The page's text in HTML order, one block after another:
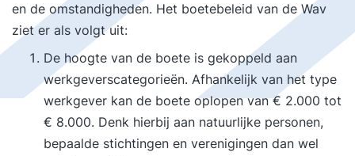
en de omstandigheden. Het boetebeleid van de Wav
ziet er als volgt uit:
De hoogte van de boete is gekoppeld aan
werkgeverscategorieën. Afhankelijk van het type
werkgever kan de boete oplopen van € 2.000 tot
€ 8.000. Denk hierbij aan natuurlijke personen,
bepaalde stichtingen en verenigingen dan wel